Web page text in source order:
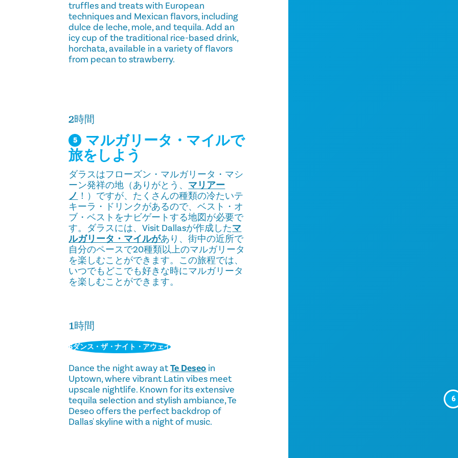
truffles and treats with European
techniques and Mexican flavors, including
dulce de leche, mole, and tequila. Add an
icy cup of the traditional rice-based drink,
horchata, available in a variety of flavors
from pecan to strawberry.
2時間
5
マルガリータ・マイルで
旅をしよう
ダラスはフローズン・マルガリータ・マシ
ーン発祥の地（ありがとう、 マリアー
ノ ！）ですが、たくさんの種類の冷たいテ
キーラ・ドリンクがあるので、ベスト・オ
ブ・ベストをナビゲートする地図が必要で
す。ダラスには、Visit Dallasが作成したマ
ルガリータ・マイルがあり、街中の近所で
自分のペースで20種類以上のマルガリータ
を楽しむことができます。この旅程では、
いつでもどこでも好きな時にマルガリータ
を楽しむことができます。
1時間
6ダンス・ザ・ナイト・アウェイ
Dance the night away atTe Deseo in
Uptown, where vibrant Latin vibes meet
upscale nightlife. Known for its extensive
tequila selection and stylish ambiance, Te
Deseo offers the perfect backdrop of
Dallas' skyline with a night of music.
6